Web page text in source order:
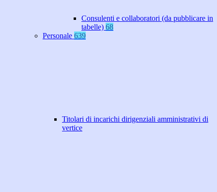
Consulenti e collaboratori (da pubblicare in
tabelle) 68
Personale 639
Titolari di incarichi dirigenziali amministrativi di
vertice